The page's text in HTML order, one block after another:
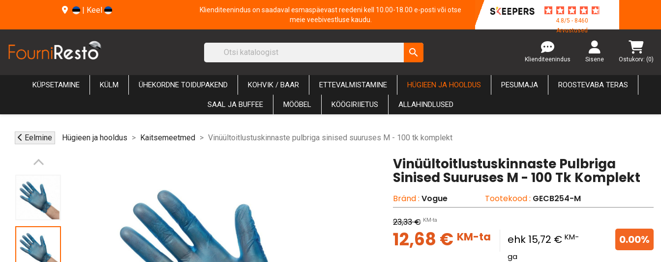
| Keel
Klienditeenindus on saadaval esmaspäevast reedeni kell 10.00-18.00 e-posti või otse
meie veebivestluse kaudu.
4.8/5 - 8460
Arvustused
search
Klienditeenindus Sisene Ostukorv: (0)
KÜPSETAMINE KÜLM ÜHEKORDNE TOIDUPAKEND KOHVIK / BAAR ETTEVALMISTAMINE HÜGIEEN JA HOOLDUS PESUMAJA ROOSTEVABA TERAS
SAAL JA BUFFEE MÖÖBEL KÖÖGIRIIETUS ALLAHINDLUSED
Eelmine Hügieen ja hooldus Kaitsemeetmed Vinüültoitlustuskinnaste pulbriga sinised suuruses M - 100 tk komplekt
Vinüültoitlustuskinnaste Pulbriga
Sinised Suuruses M - 100 Tk Komplekt
Bränd : Vogue Tootekood : GECB254-M
23,33 € KM-ta
12,68 € KM-ta ehk 15,72 €KM-
ga
0.00%